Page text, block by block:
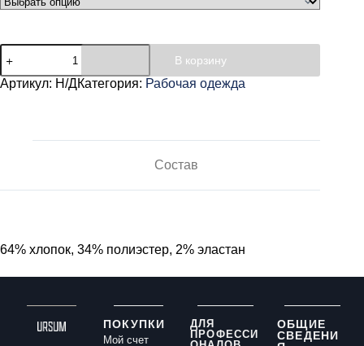
В корзину
Артикул: Н/ДКатегория: Рабочая одежда
Состав
64% хлопок, 34% полиэстер, 2% эластан
ПОКУПКИ
Мой счет
ДЛЯ
ПРОФЕССИ
ОБЩИЕ
СВЕДЕНИ